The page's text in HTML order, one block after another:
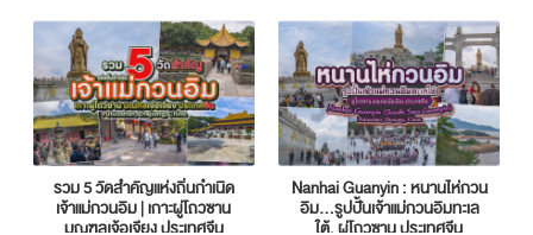
รวม 5 วัดสำคัญแห่งถิ่นกำเนิด
เจ้าแม่กวนอิม | เกาะผู่โถวซาน
มณฑลเจ้อเจียง ประเทศจีน
Nanhai Guanyin : หนานไห่กวน
อิม...รูปปั้นเจ้าแม่กวนอิมทะเล
ใต้, ผู่โถวซาน ประเทศจีน